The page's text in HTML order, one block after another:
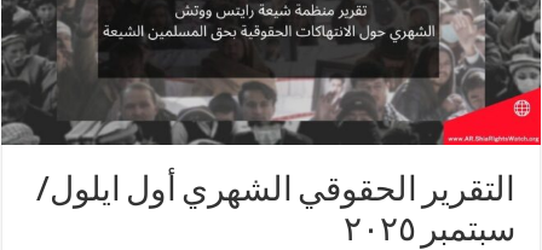
التقرير الحقوقي الشهري أول ايلول/
سبتمبر ٢٠٢٥